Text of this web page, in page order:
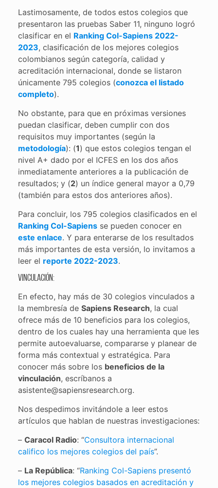
Lastimosamente, de todos estos colegios que
presentaron las pruebas Saber 11, ninguno logró
clasificar en el Ranking Col-Sapiens 2022-
2023, clasificación de los mejores colegios
colombianos según categoría, calidad y
acreditación internacional, donde se listaron
únicamente 795 colegios (conozca el listado
completo).
No obstante, para que en próximas versiones
puedan clasificar, deben cumplir con dos
requisitos muy importantes (según la
metodología): (1) que estos colegios tengan el
nivel A+ dado por el ICFES en los dos años
inmediatamente anteriores a la publicación de
resultados; y (2) un índice general mayor a 0,79
(también para estos dos anteriores años).
Para concluir, los 795 colegios clasificados en el
Ranking Col-Sapiensse pueden conocer en
este enlace. Y para enterarse de los resultados
más importantes de esta versión, lo invitamos a
leer el reporte 2022-2023.
Vinculación:
En efecto, hay más de 30 colegios vinculados a
la membresía de Sapiens Research, la cual
ofrece más de 10 beneficios para los colegios,
dentro de los cuales hay una herramienta que les
permite autoevaluarse, compararse y planear de
forma más contextual y estratégica. Para
conocer más sobre los beneficios de la
vinculación, escríbanos a
asistente@sapiensresearch.org.
Nos despedimos invitándole a leer estos
artículos que hablan de nuestras investigaciones:
– Caracol Radio: “Consultora internacional
califico los mejores colegios del país”.
– La República: “Ranking Col-Sapiens presentó
los mejores colegios basados en acreditación y